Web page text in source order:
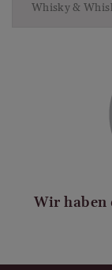
Whisky &
Wir haben